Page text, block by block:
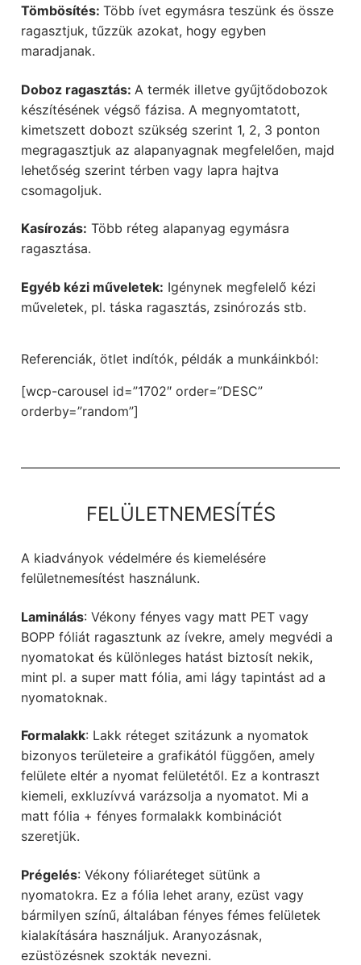
Tömbösítés: Több ívet egymásra teszünk és össze
ragasztjuk, tűzzük azokat, hogy egyben
maradjanak.
Doboz ragasztás: A termék illetve gyűjtődobozok
készítésének végső fázisa. A megnyomtatott,
kimetszett dobozt szükség szerint 1, 2, 3 ponton
megragasztjuk az alapanyagnak megfelelően, majd
lehetőség szerint térben vagy lapra hajtva
csomagoljuk.
Kasírozás: Több réteg alapanyag egymásra
ragasztása.
Egyéb kézi műveletek: Igénynek megfelelő kézi
műveletek, pl. táska ragasztás, zsinórozás stb.
Referenciák, ötlet indítók, példák a munkáinkból:
[wcp-carousel id=”1702″ order=”DESC”
orderby=”random”]
FELÜLETNEMESÍTÉS
A kiadványok védelmére és kiemelésére
felületnemesítést használunk.
Laminálás: Vékony fényes vagy matt PET vagy
BOPP fóliát ragasztunk az ívekre, amely megvédi a
nyomatokat és különleges hatást biztosít nekik,
mint pl. a super matt fólia, ami lágy tapintást ad a
nyomatoknak.
Formalakk: Lakk réteget szitázunk a nyomatok
bizonyos területeire a grafikától függően, amely
felülete eltér a nyomat felületétől. Ez a kontraszt
kiemeli, exkluzívvá varázsolja a nyomatot. Mi a
matt fólia + fényes formalakk kombinációt
szeretjük.
Prégelés: Vékony fóliaréteget sütünk a
nyomatokra. Ez a fólia lehet arany, ezüst vagy
bármilyen színű, általában fényes fémes felületek
kialakítására használjuk. Aranyozásnak,
ezüstözésnek szokták nevezni.